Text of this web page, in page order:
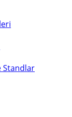
Standlar